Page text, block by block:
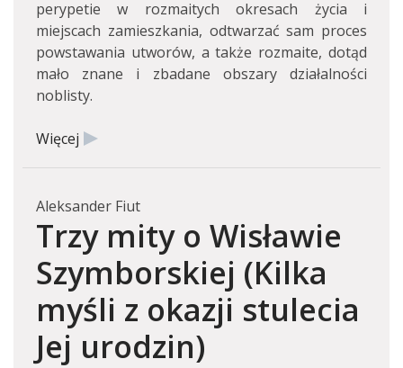
perypetie w rozmaitych okresach życia i
miejscach zamieszkania, odtwarzać sam proces
powstawania utworów, a także rozmaite, dotąd
mało znane i zbadane obszary działalności
noblisty.
Więcej
Aleksander Fiut
Trzy mity o Wisławie
Szymborskiej (Kilka
myśli z okazji stulecia
Jej urodzin)